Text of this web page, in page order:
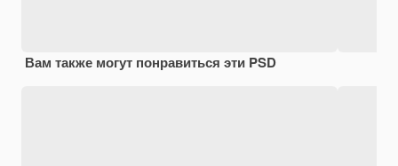
Вам также могут понравиться эти PSD